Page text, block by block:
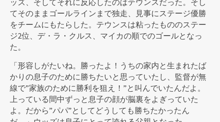
てそのままゴールラインまで独走、見事にステージ優勝
をチームにもたらした。テウンスは粘ったもののステー
ジ2位、デ・ラ・クルス、マイカの順でのゴールとなっ
た。
「形容しがたいね。勝ったよ！うちの家内と生まれたば
かりの息子のために勝ちたいと思っていたし、監督が無
線で”家族のために勝利を狙え！”と叫んでいたんだよ。
上っている間中ずっと息子の顔が脳裏をよぎっていた
よ。だから”パパ”としてどうしても勝ちたかったん